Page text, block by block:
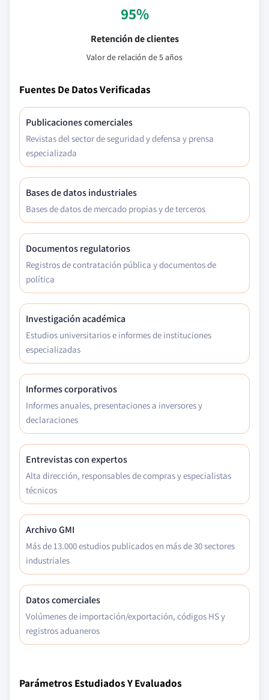
95%
Retención de clientes
Valor de relación de 5 años
Fuentes De Datos Verificadas
Publicaciones comerciales
Revistas del sector de seguridad y defensa y prensa
especializada
Bases de datos industriales
Bases de datos de mercado propias y de terceros
Documentos regulatorios
Registros de contratación pública y documentos de
política
Investigación académica
Estudios universitarios e informes de instituciones
especializadas
Informes corporativos
Informes anuales, presentaciones a inversores y
declaraciones
Entrevistas con expertos
Alta dirección, responsables de compras y especialistas
técnicos
Archivo GMI
Más de 13.000 estudios publicados en más de 30 sectores
industriales
Datos comerciales
Volúmenes de importación/exportación, códigos HS y
registros aduaneros
Parámetros Estudiados Y Evaluados